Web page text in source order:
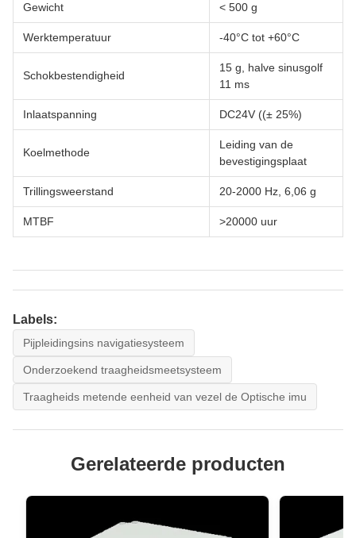
Gewicht < 500 g
Werktemperatuur -40°C tot +60°C
Schokbestendigheid
15 g, halve sinusgolf
11 ms
Inlaatspanning DC24V ((± 25%)
Koelmethode
Leiding van de
bevestigingsplaat
Trillingsweerstand 20-2000 Hz, 6,06 g
MTBF >20000 uur
Labels:
Pijpleidingsins navigatiesysteem
Onderzoekend traagheidsmeetsysteem
Traagheids metende eenheid van vezel de Optische imu
Gerelateerde producten